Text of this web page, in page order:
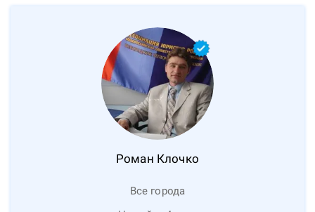
Роман Клочко
Все города